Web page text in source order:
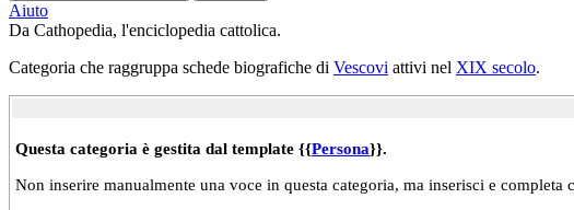
Aiuto
Da Cathopedia, l'enciclopedia cattolica.
Categoria che raggruppa schede biografiche di Vescovi attivi nel XIX secolo.
Questa categoria è gestita dal template {{Persona}}.
Non inserire manualmente una voce in questa categoria, ma inserisci e